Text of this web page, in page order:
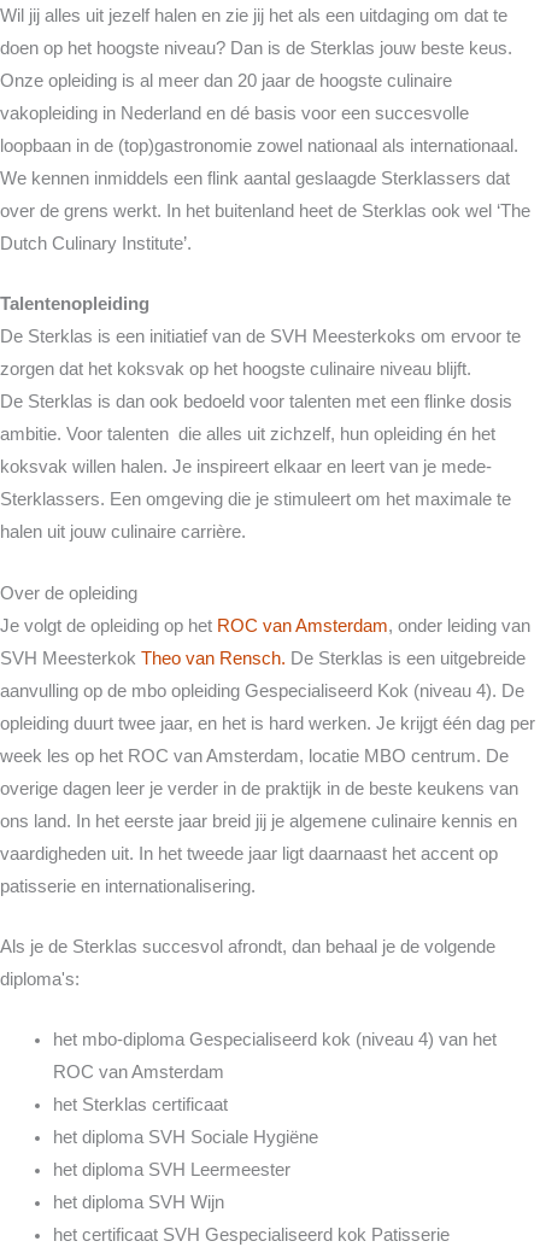
Wil jij alles uit jezelf halen en zie jij het als een uitdaging om dat te
doen op het hoogste niveau? Dan is de Sterklas jouw beste keus.
Onze opleiding is al meer dan 20 jaar de hoogste culinaire
vakopleiding in Nederland en dé basis voor een succesvolle
loopbaan in de (top)gastronomie zowel nationaal als internationaal.
We kennen inmiddels een flink aantal geslaagde Sterklassers dat
over de grens werkt. In het buitenland heet de Sterklas ook wel ‘The
Dutch Culinary Institute’.
Talentenopleiding
De Sterklas is een initiatief van de SVH Meesterkoks om ervoor te
zorgen dat het koksvak op het hoogste culinaire niveau blijft.
De Sterklas is dan ook bedoeld voor talenten met een flinke dosis
ambitie. Voor talenten die alles uit zichzelf, hun opleiding én het
koksvak willen halen. Je inspireert elkaar en leert van je mede-
Sterklassers. Een omgeving die je stimuleert om het maximale te
halen uit jouw culinaire carrière.
Over de opleiding
Je volgt de opleiding op het ROC van Amsterdam, onder leiding van
SVH Meesterkok Theo van Rensch. De Sterklas is een uitgebreide
aanvulling op de mbo opleiding Gespecialiseerd Kok (niveau 4). De
opleiding duurt twee jaar, en het is hard werken. Je krijgt één dag per
week les op het ROC van Amsterdam, locatie MBO centrum. De
overige dagen leer je verder in de praktijk in de beste keukens van
ons land. In het eerste jaar breid jij je algemene culinaire kennis en
vaardigheden uit. In het tweede jaar ligt daarnaast het accent op
patisserie en internationalisering.
Als je de Sterklas succesvol afrondt, dan behaal je de volgende
diploma's:
het mbo-diploma Gespecialiseerd kok (niveau 4) van het
ROC van Amsterdam
het Sterklas certificaat
het diploma SVH Sociale Hygiëne
het diploma SVH Leermeester
het diploma SVH Wijn
het certificaat SVH Gespecialiseerd kok Patisserie